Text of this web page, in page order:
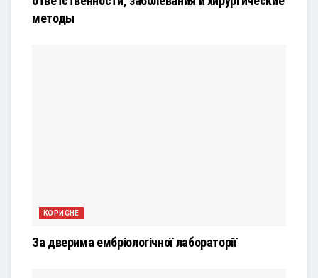
методы
КОРИСНЕ
За дверима ембріологічної лабораторії